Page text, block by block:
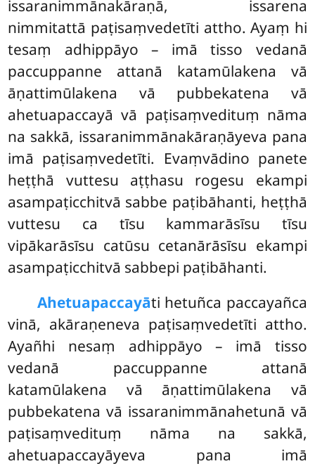
issaranimmānakāraṇā, issarena
nimmitattā paṭisaṃvedetīti attho. Ayaṃ hi
tesaṃ adhippāyo– imā tisso vedanā
paccuppanne attanā katamūlakena vā
āṇattimūlakena vā pubbekatena vā
ahetuapaccayā vā paṭisaṃvedituṃ nāma
na sakkā, issaranimmānakāraṇāyeva pana
imā paṭisaṃvedetīti. Evaṃvādino panete
heṭṭhā vuttesu aṭṭhasu rogesu ekampi
asampaṭicchitvā sabbe paṭibāhanti, heṭṭhā
vuttesu ca tīsu kammarāsīsu tīsu
vipākarāsīsu catūsu cetanārāsīsu ekampi
asampaṭicchitvā sabbepi paṭibāhanti.
Ahetuapaccayāti hetuñca paccayañca
vinā, akāraṇeneva paṭisaṃvedetīti attho.
Ayañhi nesaṃ adhippāyo – imā tisso
vedanā paccuppanne attanā
katamūlakena vā āṇattimūlakena vā
pubbekatena vā issaranimmānahetunā vā
paṭisaṃvedituṃ nāma na sakkā,
ahetuapaccayāyeva pana imā